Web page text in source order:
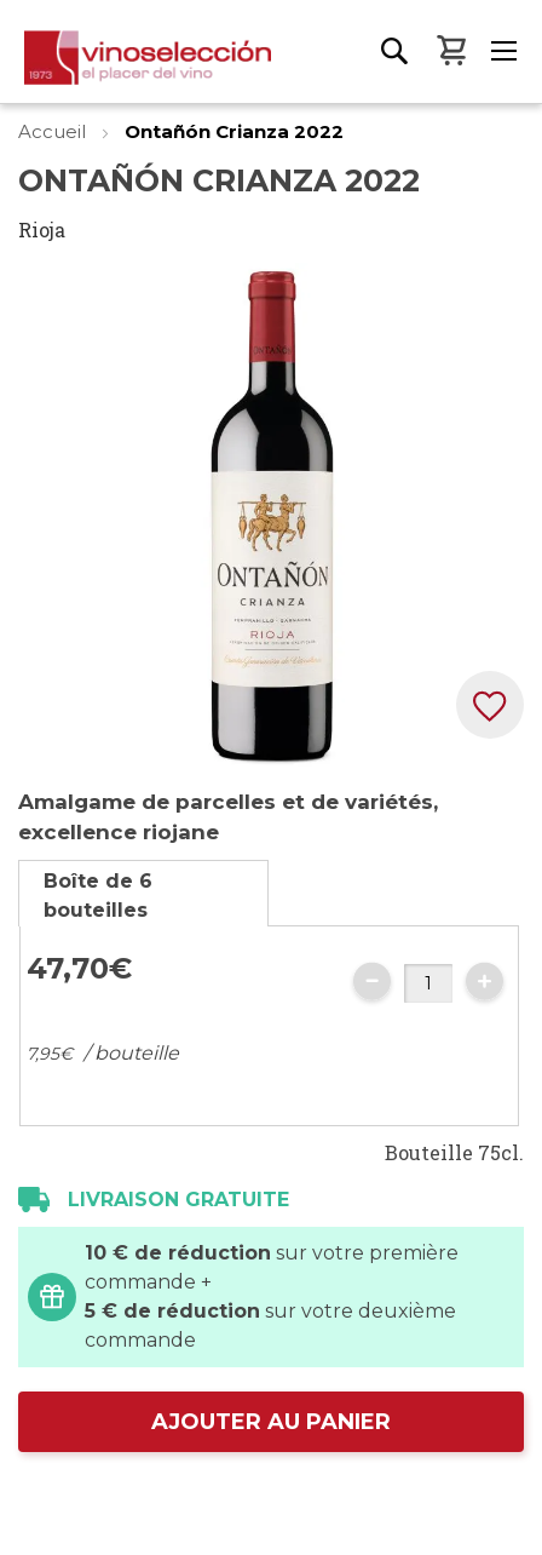
Mon
Accueil Ontañón Crianza 2022
ONTAÑÓN CRIANZA 2022
Rioja
to
the
beginning
the
images
gallery
Amalgame de parcelles et de variétés,
excellence riojane
Boîte de 6
bouteilles
47,70€
7,95€ / bouteille
Bouteille 75cl.
LIVRAISON GRATUITE
10 € de réduction sur votre première
commande +
5 € de réduction sur votre deuxième
commande
AJOUTER AU PANIER